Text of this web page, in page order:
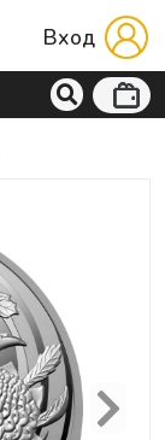
Вход
Next